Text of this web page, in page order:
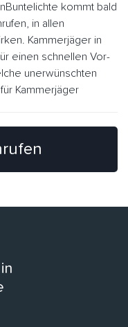
kommt bald
in allen
Kammerjäger in
einen schnellen Vor-
unerwünschten
Kammerjäger